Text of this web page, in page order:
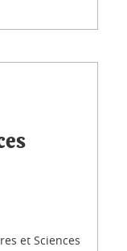
et Sciences